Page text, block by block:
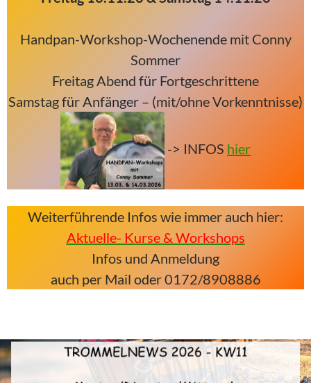
Handpan-Workshop-Wochenende mit Conny
Sommer
Freitag Abend für Fortgeschrittene
Samstag für Anfänger – (mit/ohne Vorkenntnisse)
-> INFOS hier
Weiterführende Infos wie immer auch hier:
Aktuelle- Kurse & Workshops
Infos und Anmeldung
auch per Mail oder 0172/8908886